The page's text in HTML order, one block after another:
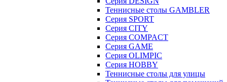
Теннисные столы GAMBLER
Серия SPORT
Серия CITY
Серия COMPACT
Серия GAME
Серия OLIMPIC
Серия HOBBY
Теннисные столы для улицы